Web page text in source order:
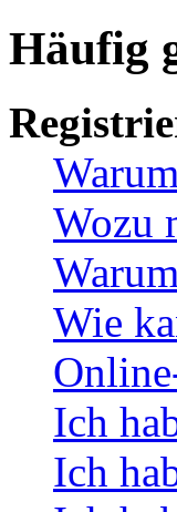
Häufig
Wozu
Wie
Ich
Ich